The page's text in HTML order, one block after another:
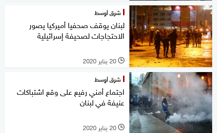
شرق أوسط
لبنان يوقف صحفيا أميركيا يصور
الاحتجاجات لصحيفة إسرائيلية
l 20 يناير 2020
شرق أوسط
اجتماع أمني رفيع على وقع اشتباكات
عنيفة في لبنان
l 20 يناير 2020